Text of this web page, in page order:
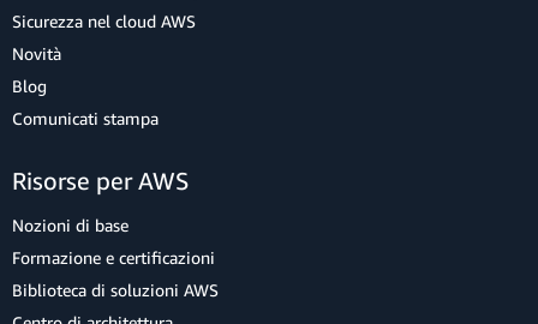
Sicurezza nel cloud AWS
Novità
Blog
Comunicati stampa
Risorse per AWS
Nozioni di base
Formazione e certificazioni
Biblioteca di soluzioni AWS